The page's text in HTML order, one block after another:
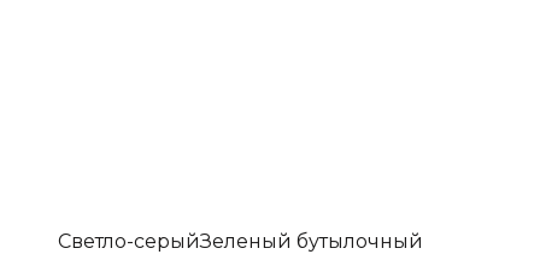
Светло-серыйЗеленый бутылочный